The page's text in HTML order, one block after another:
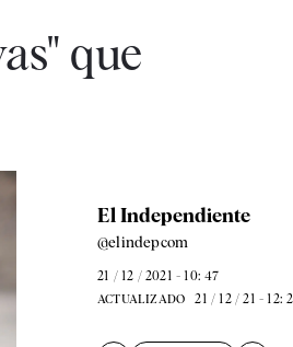
que
El Independiente
@elindepcom
21 / 12 / 2021 - 10: 47
ACTUALIZADO 21 / 12 / 21 - 12: